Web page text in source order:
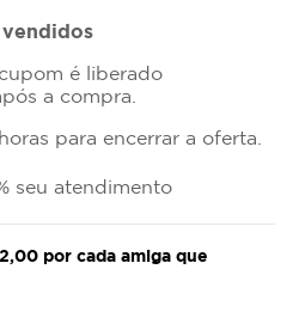
é liberado
a compra.
para encerrar a oferta.
seu atendimento
por cada amiga que